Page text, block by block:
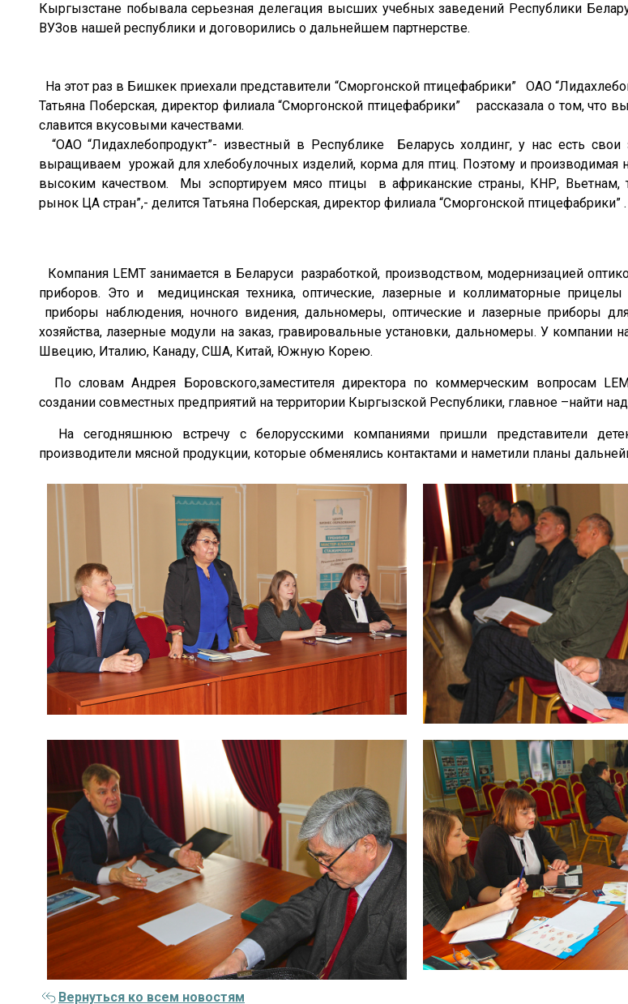
Кыргызстане побывала серьезная делегация высших учебных заведений Республики
ВУЗов нашей республики и договорились о дальнейшем партнерстве.
На этот раз в Бишкек приехали представители “Сморгонской птицефабрики” ОАО
Татьяна Поберская, директор филиала “Сморгонской птицефабрики” рассказала о том, что
славится вкусовыми качествами.
“ОАО “Лидахлебопродукт”- известный в Республике Беларусь холдинг, у нас есть
выращиваем урожай для хлебобулочных изделий, корма для птиц. Поэтому и производимая
высоким качеством. Мы эспортируем мясо птицы в африканские страны, КНР, Вьетнам,
рынок ЦА стран”,- делится Татьяна Поберская, директор филиала “Сморгонской птицефабрики” .
Компания LEMT занимается в Беларуси разработкой, производством, модернизацией
приборов. Это и медицинская техника, оптические, лазерные и коллиматорные прицелы
приборы наблюдения, ночного видения, дальномеры, оптические и лазерные приборы для
хозяйства, лазерные модули на заказ, гравировальные установки, дальномеры. У компании
Швецию, Италию, Канаду, США, Китай, Южную Корею.
По словам Андрея Боровского,заместителя директора по коммерческим вопросам
создании совместных предприятий на территории Кыргызской Республики, главное –найти
На сегодняшнюю встречу с белорусскими компаниями пришли представители
производители мясной продукции, которые обменялись контактами и наметили планы
Вернуться ко всем новостям